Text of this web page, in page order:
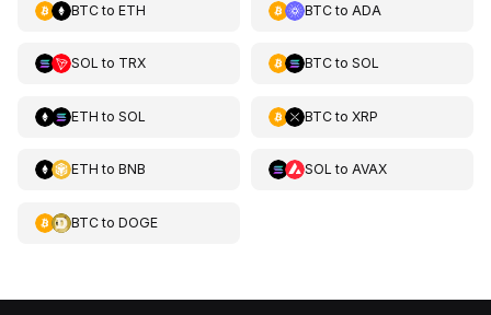
BTCto ETH BTCto ADA
SOL to TRX BTCto SOL
ETH to SOL BTCto XRP
ETH to BNB SOL to AVAX
BTCto DOGE